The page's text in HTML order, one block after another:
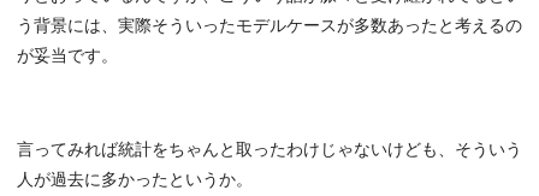
う背景には、実際そういったモデルケースが多数あったと考えるの
が妥当です。
言ってみれば統計をちゃんと取ったわけじゃないけども、そういう
人が過去に多かったというか。